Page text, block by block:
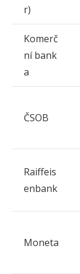
r)
Komerč
ní bank
a
ČSOB
Raiffeis
enbank
Moneta